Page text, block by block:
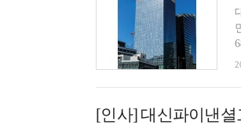
[인사] 대신파이낸셜